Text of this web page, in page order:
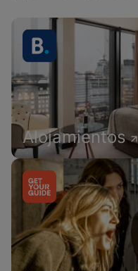
Alojamientos